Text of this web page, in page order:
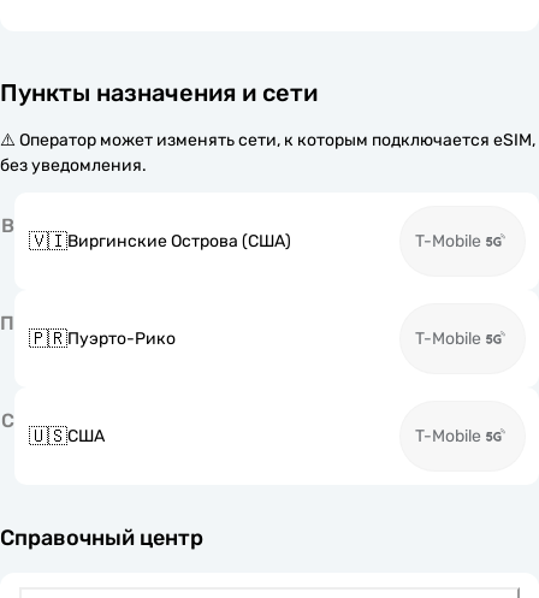
Пункты назначения и сети
⚠️ Оператор может изменять сети, к которым подключается eSIM,
без уведомления.
В
🇻🇮Виргинские Острова (США) T-Mobile
П
🇵🇷Пуэрто-Рико T-Mobile
С
🇺🇸США T-Mobile
Справочный центр